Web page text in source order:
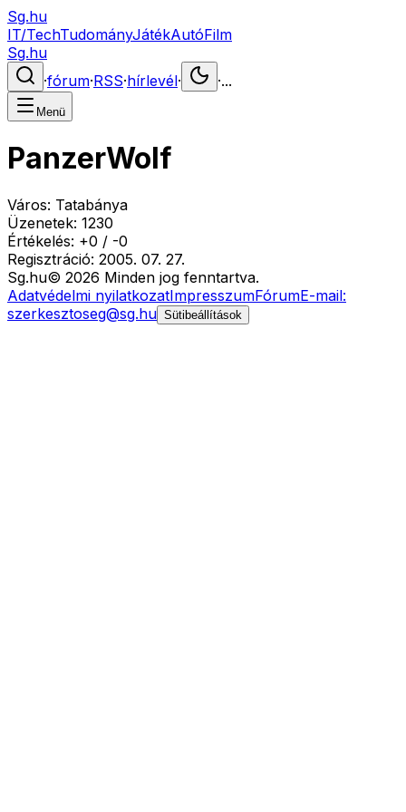
Sg.hu
IT/TechTudományJátékAutóFilm
Sg.hu
·fórum·RSS·hírlevél· ·...
Menü
PanzerWolf
Város: Tatabánya
Üzenetek: 1230
Értékelés: +0 / -0
Regisztráció: 2005. 07. 27.
Sg.hu© 2026 Minden jog fenntartva.
Adatvédelmi nyilatkozatImpresszumFórumE-mail:
szerkesztoseg@sg.hu Sütibeállítások